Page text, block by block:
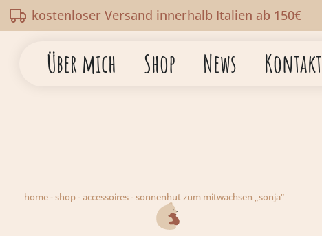
kostenloser Versand innerhalb Italien ab 150€
Über mich Shop News Kontakt
home-shop-accessoires-sonnenhut zum mitwachsen „sonja“